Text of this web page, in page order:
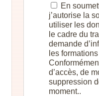
En
j’autorise la
utiliser les
le cadre du
demande
les
d’accès, de
suppression
moment..